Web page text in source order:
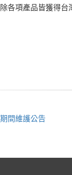
各項產品皆獲得
間維護公告